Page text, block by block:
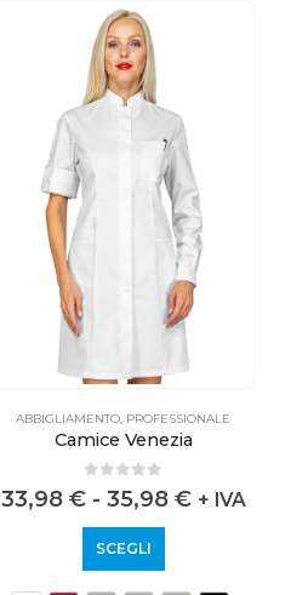
ABBIGLIAMENTO PROFESSIONALE
Camice Venezia
0 out of 5
33,98 € - 35,98 € + IVA
SCEGLI